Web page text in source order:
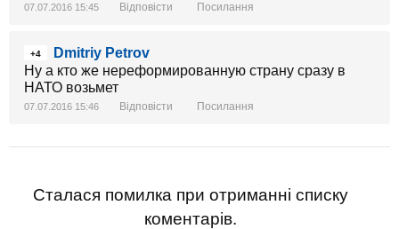
07.07.2016 15:45 Відповісти Посилання
+4
Dmitriy Petrov
Ну а кто же нереформированную страну сразу в
НАТО возьмет
07.07.2016 15:46 Відповісти Посилання
Сталася помилка при отриманні списку
коментарів.